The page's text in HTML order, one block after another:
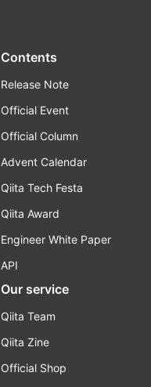
Contents
Release Note
Official Event
Official Column
Advent Calendar
Qiita Tech Festa
Qiita Award
Engineer White Paper
API
Our service
Qiita Team
Qiita Zine
Official Shop